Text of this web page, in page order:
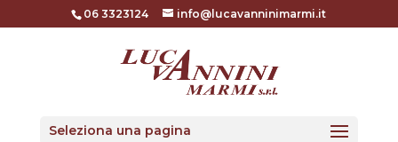
06 3323124 info@lucavanninimarmi.it
Seleziona una pagina